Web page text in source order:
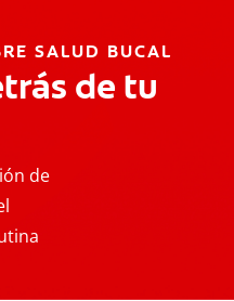
SALUD BUCAL
de tu
de